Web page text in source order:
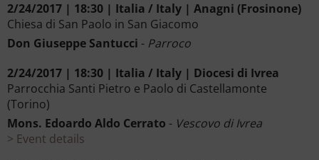
2/24/2017 | 18:30 | Italia / Italy | Anagni (Frosinone)
Chiesa di San Paolo in San Giacomo
Don Giuseppe Santucci - Parroco
2/24/2017 | 18:30 | Italia / Italy | Diocesi di Ivrea
Parrocchia Santi Pietro e Paolo di Castellamonte
(Torino)
Mons. Edoardo Aldo Cerrato - Vescovo di Ivrea
Event details